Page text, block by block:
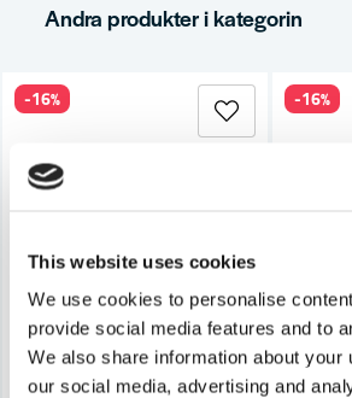
This website uses cookies
We use cookies to personalise
provide social media features and to
We also share information about your
our social media, advertising and
Ja, ni får publicera min fråga
Skicka fråga
Andra produkter i kategorin
HABO
Habo Dörrhandtag Boston RFR SB
-16%
HABO
Habo
-16%